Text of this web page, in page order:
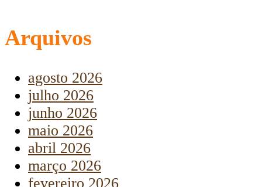
Arquivos
agosto 2026
julho 2026
junho 2026
maio 2026
abril 2026
março 2026
fevereiro 2026